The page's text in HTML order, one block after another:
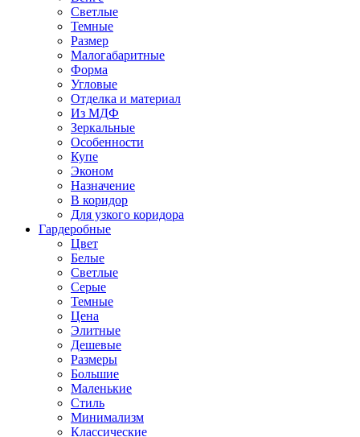
Светлые
Темные
Размер
Малогабаритные
Форма
Угловые
Отделка и материал
Из МДФ
Зеркальные
Особенности
Купе
Эконом
Назначение
В коридор
Для узкого коридора
Гардеробные
Цвет
Белые
Светлые
Серые
Темные
Цена
Элитные
Дешевые
Размеры
Большие
Маленькие
Стиль
Минимализм
Классические